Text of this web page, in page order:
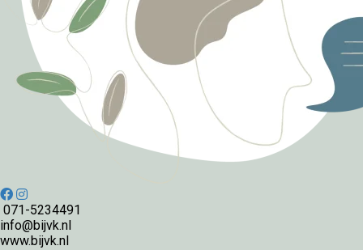
071-5234491
info@bijvk.nl
www.bijvk.nl